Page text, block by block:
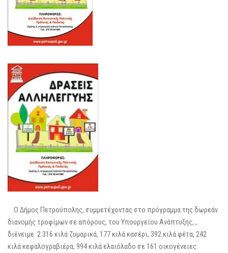
Ο Δήμος Πετρούπολης, συμμετέχοντας στο πρόγραμμα της δωρεάν
διανομής τροφίμων σε απόρους, του Υπουργείου Ανάπτυξης, ,
διένειμε 2.316 κιλά ζυμαρικά, 177 κιλά κασέρι, 392 κιλά φέτα, 242
κιλά κεφαλογραβιέρα, 994 κιλά ελαιόλαδο σε 161 οικογένειες.